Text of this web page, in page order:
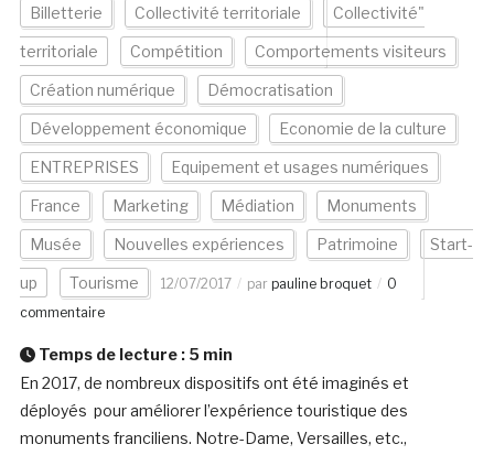
Billetterie Collectivité territoriale Collectivité"
territoriale Compétition Comportements visiteurs
Création numérique Démocratisation
Développement économique Economie de la culture
ENTREPRISES Equipement et usages numériques
France Marketing Médiation Monuments
Musée Nouvelles expériences Patrimoine Start-
up Tourisme 12/07/2017 par pauline broquet
0
commentaire
Temps de lecture : 5 min
En 2017, de nombreux dispositifs ont été imaginés et
déployés pour améliorer l’expérience touristique des
monuments franciliens. Notre-Dame, Versailles, etc.,